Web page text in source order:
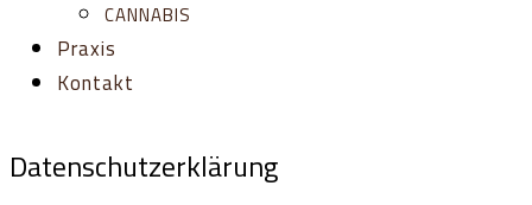
CANNABIS
Praxis
Kontakt
Datenschutzerklärung